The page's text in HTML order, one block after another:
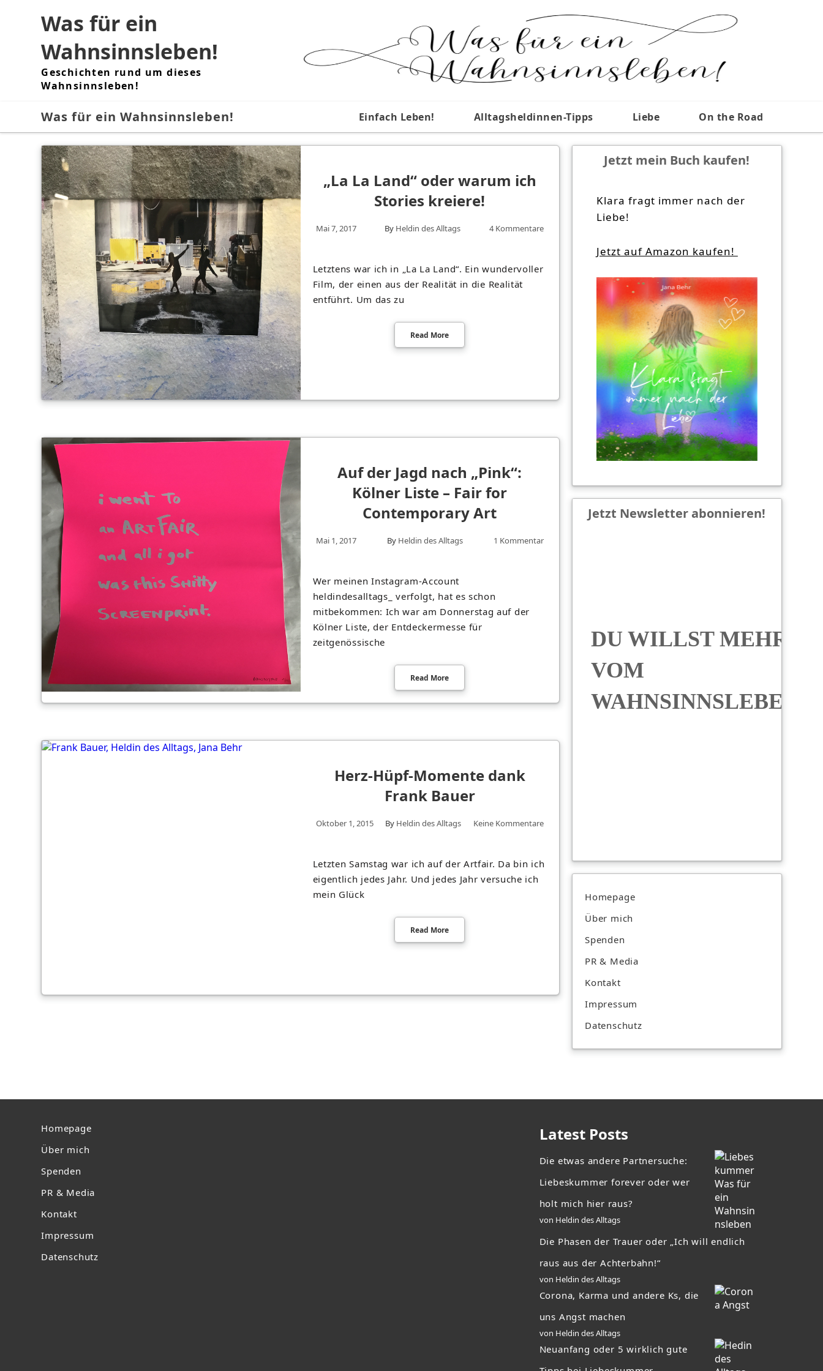
Was für ein
Wahnsinnsleben!
Geschichten rund um dieses
Wahnsinnsleben!
Was für ein Wahnsinnsleben! Einfach Leben! Alltagsheldinnen-Tipps Liebe On the Road
„La La Land“ oder warum ich
Stories kreiere!
Mai 7, 2017 By Heldin des Alltags 4 Kommentare
Letztens war ich in „La La Land“. Ein wundervoller
Film, der einen aus der Realität in die Realität
entführt. Um das zu
Read More
Auf der Jagd nach „Pink“:
Kölner Liste – Fair for
Contemporary Art
Mai 1, 2017 By Heldin des Alltags 1 Kommentar
Wer meinen Instagram-Account
heldindesalltags_ verfolgt, hat es schon
mitbekommen: Ich war am Donnerstag auf der
Kölner Liste, der Entdeckermesse für
zeitgenössische
Read More
Herz-Hüpf-Momente dank
Frank Bauer
Oktober 1, 2015 By Heldin des Alltags Keine Kommentare
Letzten Samstag war ich auf der Artfair. Da bin ich
eigentlich jedes Jahr. Und jedes Jahr versuche ich
mein Glück
Read More
Jetzt mein Buch kaufen!
Klara fragt immer nach der
Liebe!
Jetzt auf Amazon kaufen!
Jetzt Newsletter abonnieren!
DU WILLST MEHR
VOM
WAHNSINNSLEBEN?
Homepage
Über mich
Spenden
PR & Media
Kontakt
Impressum
Datenschutz
Homepage
Über mich
Spenden
PR & Media
Kontakt
Impressum
Datenschutz
Latest Posts
Die etwas andere Partnersuche:
Liebeskummer forever oder wer
holt mich hier raus?
von Heldin des Alltags
Die Phasen der Trauer oder „Ich will endlich
raus aus der Achterbahn!“
von Heldin des Alltags
Corona, Karma und andere Ks, die
uns Angst machen
von Heldin des Alltags
Neuanfang oder 5 wirklich gute